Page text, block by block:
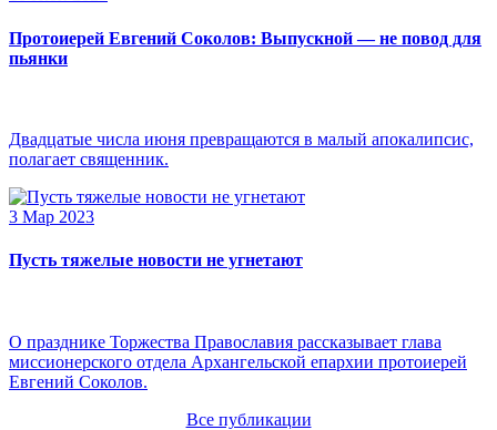
Протоиерей Евгений Соколов: Выпускной — не повод для
пьянки
Двадцатые числа июня превращаются в малый апокалипсис,
полагает священник.
3 Мар 2023
Пусть тяжелые новости не угнетают
О празднике Торжества Православия рассказывает глава
миссионерского отдела Архангельской епархии протоиерей
Евгений Соколов.
Все публикации